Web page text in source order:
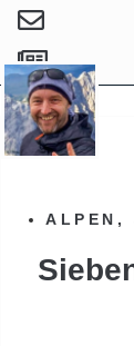
ALPEN ,